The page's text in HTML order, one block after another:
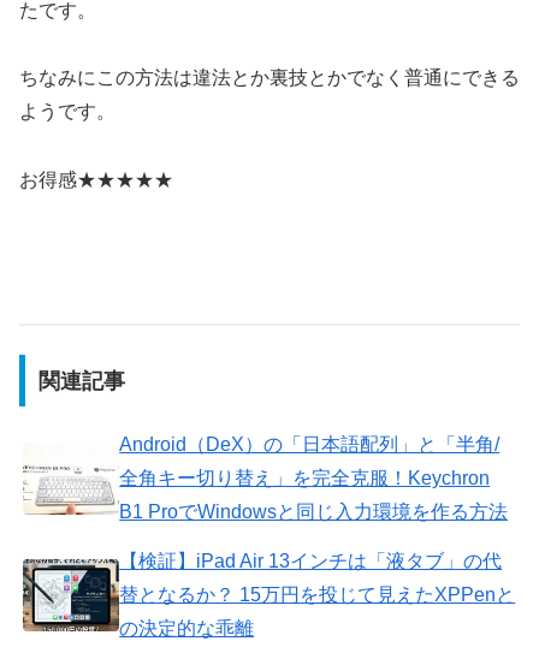
たです。
ちなみにこの方法は違法とか裏技とかでなく普通にできる
ようです。
お得感★★★★★
関連記事
Android（DeX）の「日本語配列」と「半角/
全角キー切り替え」を完全克服！Keychron
B1 ProでWindowsと同じ入力環境を作る方法
【検証】iPad Air 13インチは「液タブ」の代
替となるか？ 15万円を投じて見えたXPPenと
の決定的な乖離